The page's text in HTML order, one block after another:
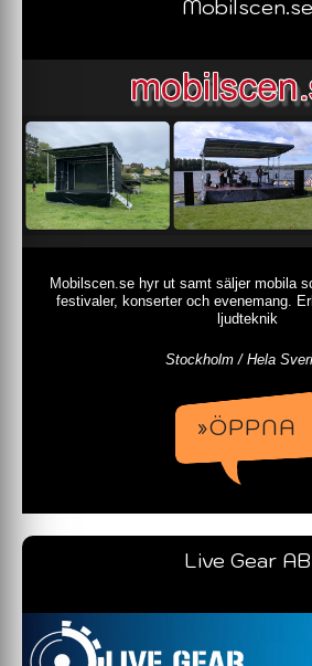
Mobilscen.se
Mobilscen.se hyr ut samt säljer mobila
festivaler, konserter och evenemang.
ljudteknik
Stockholm / Hela
»ÖPPNA
Live Gear AB